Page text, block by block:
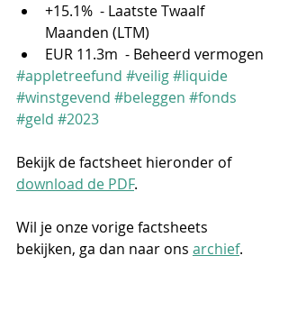
+15.1%  - Laatste Twaalf
Maanden (LTM)
EUR 11.3m  - Beheerd vermogen
#appletreefund #veilig#liquide
#winstgevend #beleggen #fonds
#geld #2023
Bekijk de factsheet hieronder of
download de PDF.
Wil je onze vorige factsheets
bekijken, ga dan naar ons archief.